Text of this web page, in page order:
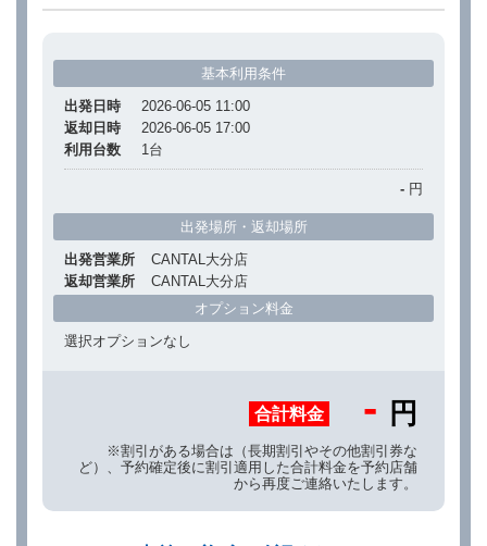
基本利用条件
出発日時
2026-06-05 11:00
返却日時
2026-06-05 17:00
利用台数
1台
- 円
出発場所・返却場所
出発営業所
CANTAL大分店
返却営業所
CANTAL大分店
オプション料金
選択オプションなし
合計料金 - 円
※割引がある場合は（長期割引やその他割引券な
ど）、予約確定後に割引適用した合計料金を予約店舗
から再度ご連絡いたします。